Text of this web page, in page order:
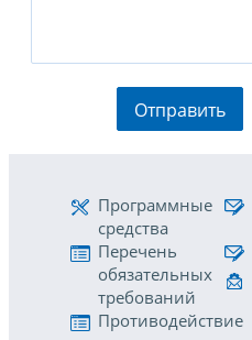
Отправить
Программные
средства
Перечень
обязательных
требований
Противодействие